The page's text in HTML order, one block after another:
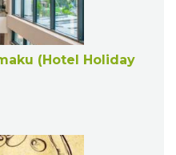
(Hotel Holiday